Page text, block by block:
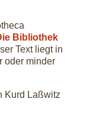
Bibliothek
Text liegt in
oder minder
Kurd Laßwitz